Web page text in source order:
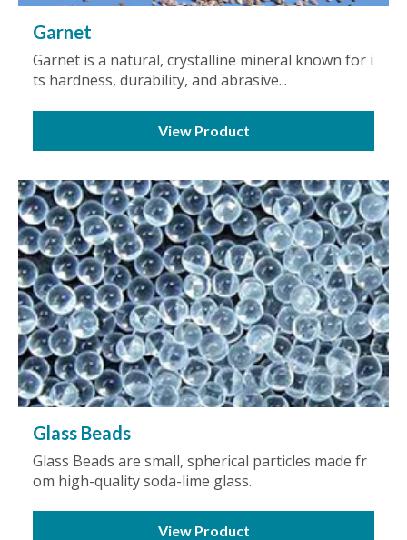
Garnet
Garnet is a natural, crystalline mineral known for i
ts hardness, durability, and abrasive...
View Product
Glass Beads
Glass Beads are small, spherical particles made fr
om high-quality soda-lime glass.
View Product